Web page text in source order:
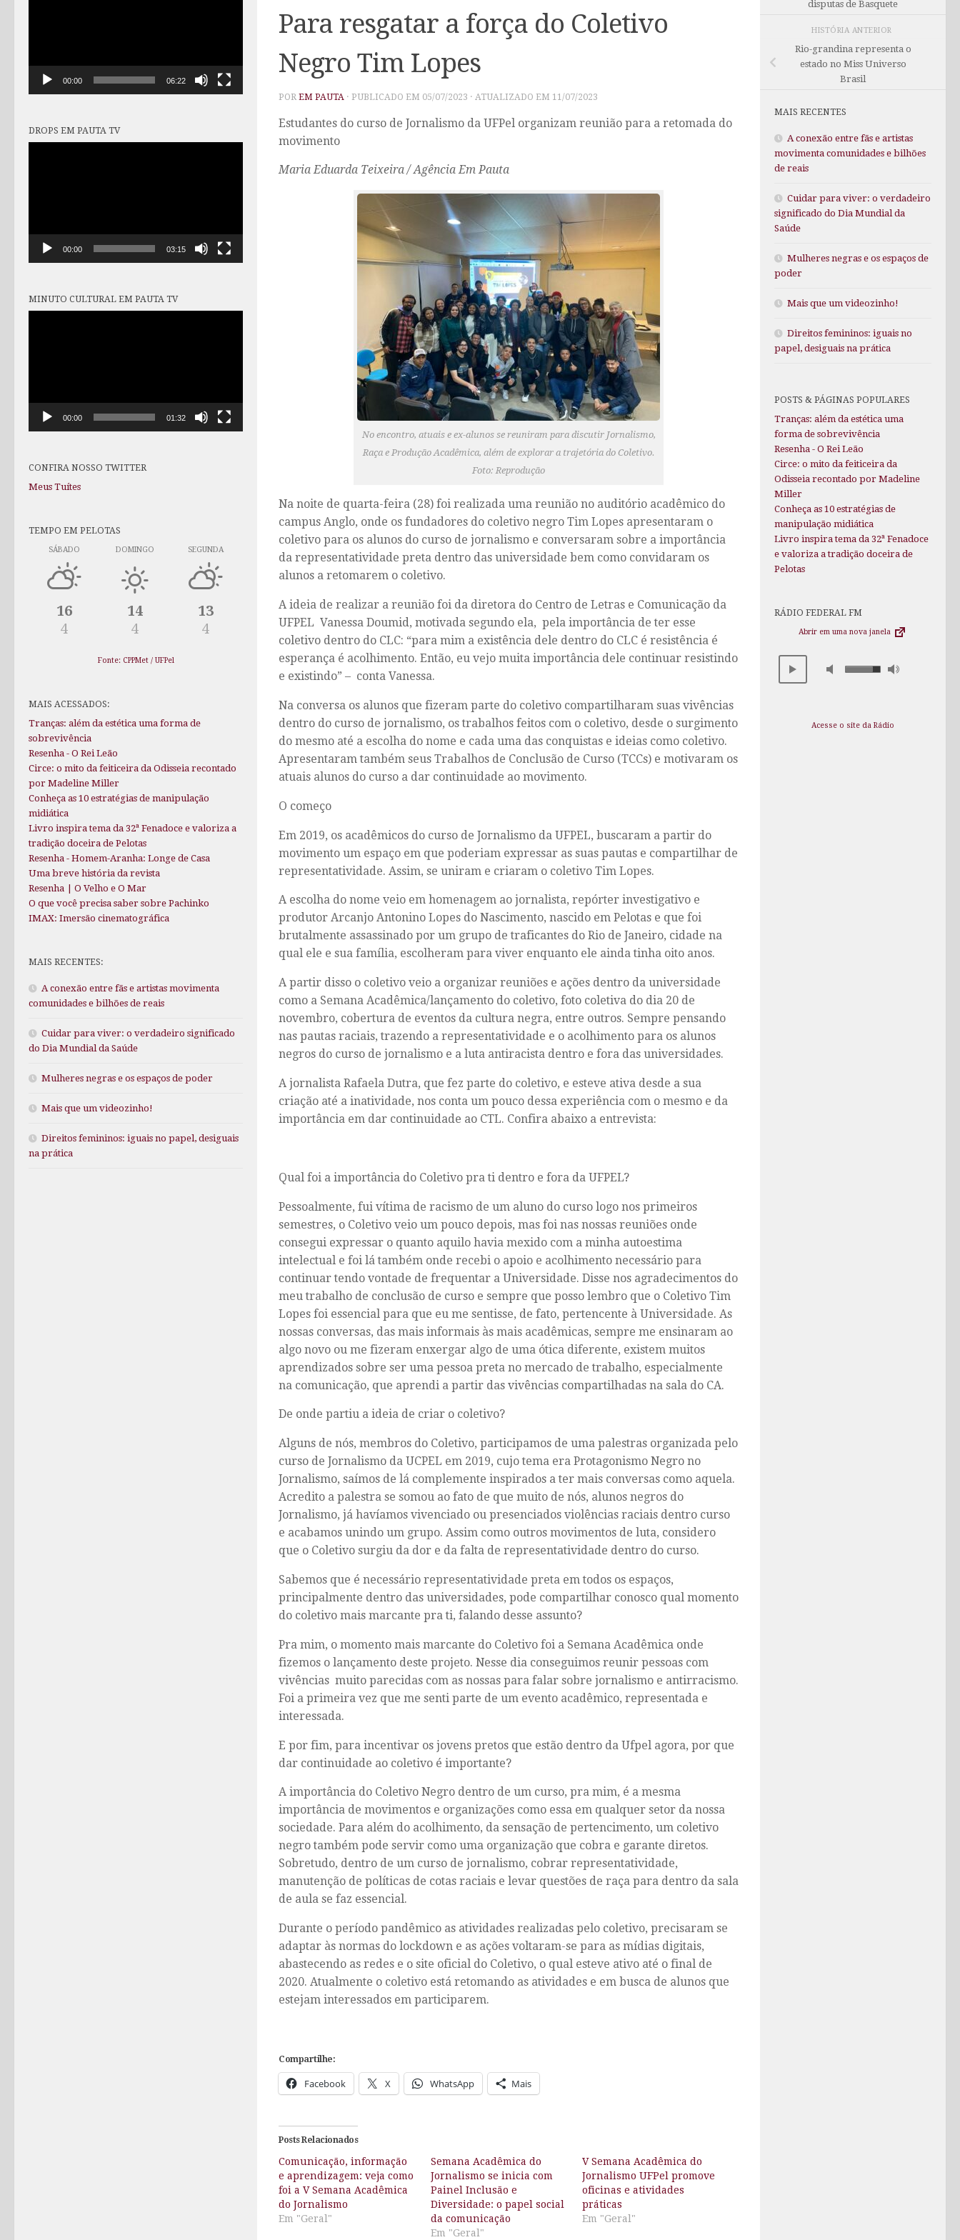
Para resgatar a força do Coletivo
Negro Tim Lopes
POR EM PAUTA · PUBLICADO EM 05/07/2023 · ATUALIZADO EM 11/07/2023
Estudantes do curso de Jornalismo da UFPel organizam reunião para a retomada do
movimento
Maria Eduarda Teixeira / Agência Em Pauta
No encontro, atuais e ex-alunos se reuniram para discutir Jornalismo,
Raça e Produção Acadêmica, além de explorar a trajetória do Coletivo.
Foto: Reprodução
Na noite de quarta-feira (28) foi realizada uma reunião no auditório acadêmico do
campus Anglo, onde os fundadores do coletivo negro Tim Lopes apresentaram o
coletivo para os alunos do curso de jornalismo e conversaram sobre a importância
da representatividade preta dentro das universidade bem como convidaram os
alunos a retomarem o coletivo.
A ideia de realizar a reunião foi da diretora do Centro de Letras e Comunicação da
UFPEL Vanessa Doumid, motivada segundo ela, pela importância de ter esse
coletivo dentro do CLC: “para mim a existência dele dentro do CLC é resistência é
esperança é acolhimento. Então, eu vejo muita importância dele continuar resistindo
e existindo” – conta Vanessa.
Na conversa os alunos que fizeram parte do coletivo compartilharam suas vivências
dentro do curso de jornalismo, os trabalhos feitos com o coletivo, desde o surgimento
do mesmo até a escolha do nome e cada uma das conquistas e ideias como coletivo.
Apresentaram também seus Trabalhos de Conclusão de Curso (TCCs) e motivaram os
atuais alunos do curso a dar continuidade ao movimento.
O começo
Em 2019, os acadêmicos do curso de Jornalismo da UFPEL, buscaram a partir do
movimento um espaço em que poderiam expressar as suas pautas e compartilhar de
representatividade. Assim, se uniram e criaram o coletivo Tim Lopes.
A escolha do nome veio em homenagem ao jornalista, repórter investigativo e
produtor Arcanjo Antonino Lopes do Nascimento, nascido em Pelotas e que foi
brutalmente assassinado por um grupo de traficantes do Rio de Janeiro, cidade na
qual ele e sua família, escolheram para viver enquanto ele ainda tinha oito anos.
A partir disso o coletivo veio a organizar reuniões e ações dentro da universidade
como a Semana Acadêmica/lançamento do coletivo, foto coletiva do dia 20 de
novembro, cobertura de eventos da cultura negra, entre outros. Sempre pensando
nas pautas raciais, trazendo a representatividade e o acolhimento para os alunos
negros do curso de jornalismo e a luta antiracista dentro e fora das universidades.
A jornalista Rafaela Dutra, que fez parte do coletivo, e esteve ativa desde a sua
criação até a inatividade, nos conta um pouco dessa experiência com o mesmo e da
importância em dar continuidade ao CTL. Confira abaixo a entrevista:
Qual foi a importância do Coletivo pra ti dentro e fora da UFPEL?
Pessoalmente, fui vítima de racismo de um aluno do curso logo nos primeiros
semestres, o Coletivo veio um pouco depois, mas foi nas nossas reuniões onde
consegui expressar o quanto aquilo havia mexido com a minha autoestima
intelectual e foi lá também onde recebi o apoio e acolhimento necessário para
continuar tendo vontade de frequentar a Universidade. Disse nos agradecimentos do
meu trabalho de conclusão de curso e sempre que posso lembro que o Coletivo Tim
Lopes foi essencial para que eu me sentisse, de fato, pertencente à Universidade. As
nossas conversas, das mais informais às mais acadêmicas, sempre me ensinaram ao
algo novo ou me fizeram enxergar algo de uma ótica diferente, existem muitos
aprendizados sobre ser uma pessoa preta no mercado de trabalho, especialmente
na comunicação, que aprendi a partir das vivências compartilhadas na sala do CA.
De onde partiu a ideia de criar o coletivo?
Alguns de nós, membros do Coletivo, participamos de uma palestras organizada pelo
curso de Jornalismo da UCPEL em 2019, cujo tema era Protagonismo Negro no
Jornalismo, saímos de lá complemente inspirados a ter mais conversas como aquela.
Acredito a palestra se somou ao fato de que muito de nós, alunos negros do
Jornalismo, já havíamos vivenciado ou presenciados violências raciais dentro curso
e acabamos unindo um grupo. Assim como outros movimentos de luta, considero
que o Coletivo surgiu da dor e da falta de representatividade dentro do curso.
Sabemos que é necessário representatividade preta em todos os espaços,
principalmente dentro das universidades, pode compartilhar conosco qual momento
do coletivo mais marcante pra ti, falando desse assunto?
Pra mim, o momento mais marcante do Coletivo foi a Semana Acadêmica onde
fizemos o lançamento deste projeto. Nesse dia conseguimos reunir pessoas com
vivências muito parecidas com as nossas para falar sobre jornalismo e antirracismo.
Foi a primeira vez que me senti parte de um evento acadêmico, representada e
interessada.
E por fim, para incentivar os jovens pretos que estão dentro da Ufpel agora, por que
dar continuidade ao coletivo é importante?
A importância do Coletivo Negro dentro de um curso, pra mim, é a mesma
importância de movimentos e organizações como essa em qualquer setor da nossa
sociedade. Para além do acolhimento, da sensação de pertencimento, um coletivo
negro também pode servir como uma organização que cobra e garante diretos.
Sobretudo, dentro de um curso de jornalismo, cobrar representatividade,
manutenção de políticas de cotas raciais e levar questões de raça para dentro da sala
de aula se faz essencial.
Durante o período pandêmico as atividades realizadas pelo coletivo, precisaram se
adaptar às normas do lockdown e as ações voltaram-se para as mídias digitais,
abastecendo as redes e o site oficial do Coletivo, o qual esteve ativo até o final de
2020. Atualmente o coletivo está retomando as atividades e em busca de alunos que
estejam interessados em participarem.
Compartilhe:
Facebook X WhatsApp Mais
Posts Relacionados
Comunicação, informação
e aprendizagem: veja como
foi a V Semana Acadêmica
do Jornalismo
Em "Geral"
Semana Acadêmica do
Jornalismo se inicia com
Painel Inclusão e
Diversidade: o papel social
da comunicação
Em "Geral"
V Semana Acadêmica do
Jornalismo UFPel promove
oficinas e atividades
práticas
Em "Geral"
00:00 06:22
DROPS EM PAUTA TV
00:00 03:15
MINUTO CULTURAL EM PAUTA TV
00:00 01:32
CONFIRA NOSSO TWITTER
Meus Tuítes
TEMPO EM PELOTAS
SÁBADO
16
4
DOMINGO
14
4
SEGUNDA
13
4
Fonte: CPPMet / UFPel
MAIS ACESSADOS:
Tranças: além da estética uma forma de
sobrevivência
Resenha - O Rei Leão
Circe: o mito da feiticeira da Odisseia recontado
por Madeline Miller
Conheça as 10 estratégias de manipulação
midiática
Livro inspira tema da 32ª Fenadoce e valoriza a
tradição doceira de Pelotas
Resenha - Homem-Aranha: Longe de Casa
Uma breve história da revista
Resenha | O Velho e O Mar
O que você precisa saber sobre Pachinko
IMAX: Imersão cinematográfica
MAIS RECENTES:
A conexão entre fãs e artistas movimenta
comunidades e bilhões de reais
Cuidar para viver: o verdadeiro significado
do Dia Mundial da Saúde
Mulheres negras e os espaços de poder
Mais que um videozinho!
Direitos femininos: iguais no papel, desiguais
na prática
disputas de Basquete
HISTÓRIA ANTERIOR
Rio-grandina representa o
estado no Miss Universo
Brasil
MAIS RECENTES
A conexão entre fãs e artistas
movimenta comunidades e bilhões
de reais
Cuidar para viver: o verdadeiro
significado do Dia Mundial da
Saúde
Mulheres negras e os espaços de
poder
Mais que um videozinho!
Direitos femininos: iguais no
papel, desiguais na prática
POSTS & PÁGINAS POPULARES
Tranças: além da estética uma
forma de sobrevivência
Resenha - O Rei Leão
Circe: o mito da feiticeira da
Odisseia recontado por Madeline
Miller
Conheça as 10 estratégias de
manipulação midiática
Livro inspira tema da 32ª Fenadoce
e valoriza a tradição doceira de
Pelotas
RÁDIO FEDERAL FM
Abrir em uma nova janela
Acesse o site da Rádio